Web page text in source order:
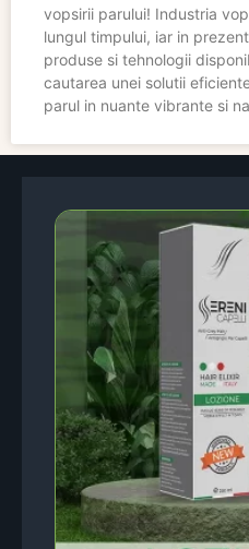
vopsirii parului! Industria
lungul timpului, iar in
produse si tehnologii
cautarea unei solutii
parul in nuante vibrante si